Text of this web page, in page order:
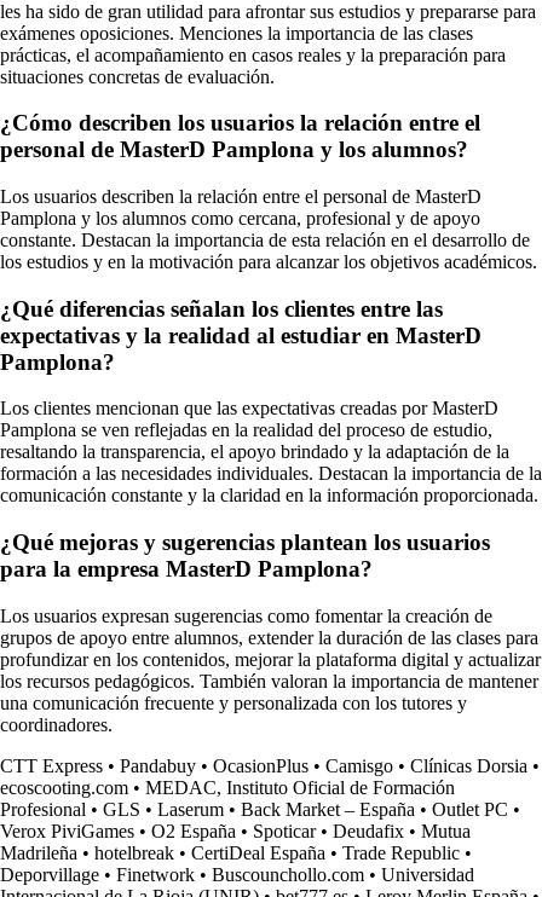
les ha sido de gran utilidad para afrontar sus estudios y prepararse para
exámenes oposiciones. Menciones la importancia de las clases
prácticas, el acompañamiento en casos reales y la preparación para
situaciones concretas de evaluación.
¿Cómo describen los usuarios la relación entre el
personal de MasterD Pamplona y los alumnos?
Los usuarios describen la relación entre el personal de MasterD
Pamplona y los alumnos como cercana, profesional y de apoyo
constante. Destacan la importancia de esta relación en el desarrollo de
los estudios y en la motivación para alcanzar los objetivos académicos.
¿Qué diferencias señalan los clientes entre las
expectativas y la realidad al estudiar en MasterD
Pamplona?
Los clientes mencionan que las expectativas creadas por MasterD
Pamplona se ven reflejadas en la realidad del proceso de estudio,
resaltando la transparencia, el apoyo brindado y la adaptación de la
formación a las necesidades individuales. Destacan la importancia de la
comunicación constante y la claridad en la información proporcionada.
¿Qué mejoras y sugerencias plantean los usuarios
para la empresa MasterD Pamplona?
Los usuarios expresan sugerencias como fomentar la creación de
grupos de apoyo entre alumnos, extender la duración de las clases para
profundizar en los contenidos, mejorar la plataforma digital y actualizar
los recursos pedagógicos. También valoran la importancia de mantener
una comunicación frecuente y personalizada con los tutores y
coordinadores.
CTT Express • Pandabuy • OcasionPlus • Camisgo • Clínicas Dorsia •
ecoscooting.com • MEDAC, Instituto Oficial de Formación
Profesional • GLS • Laserum • Back Market – España • Outlet PC •
Verox PiviGames • O2 España • Spoticar• Deudafix • Mutua
Madrileña • hotelbreak • CertiDeal España • Trade Republic •
Deporvillage • Finetwork • Buscounchollo.com • Universidad